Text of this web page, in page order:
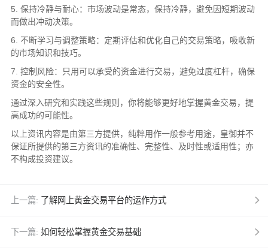
5. 保持冷静与耐心：市场波动是常态，保持冷静，避免因短期波动
而做出冲动决策。
6. 不断学习与调整策略：定期评估和优化自己的交易策略，吸收新
的市场知识和技巧。
7. 控制风险：只用可以承受的资金进行交易，避免过度杠杆，确保
资金的安全性。
通过深入研究和实践这些规则，你将能够更好地掌握黄金交易，提
高成功的可能性。
以上资讯内容是由第三方提供，纯粹用作一般参考用途，皇御并不
保证所提供的第三方资讯的准确性、完整性、及时性或适用性；亦
不构成投资建议。
上一篇: 了解网上黄金交易平台的运作方式
下一篇: 如何轻松掌握黄金交易基础